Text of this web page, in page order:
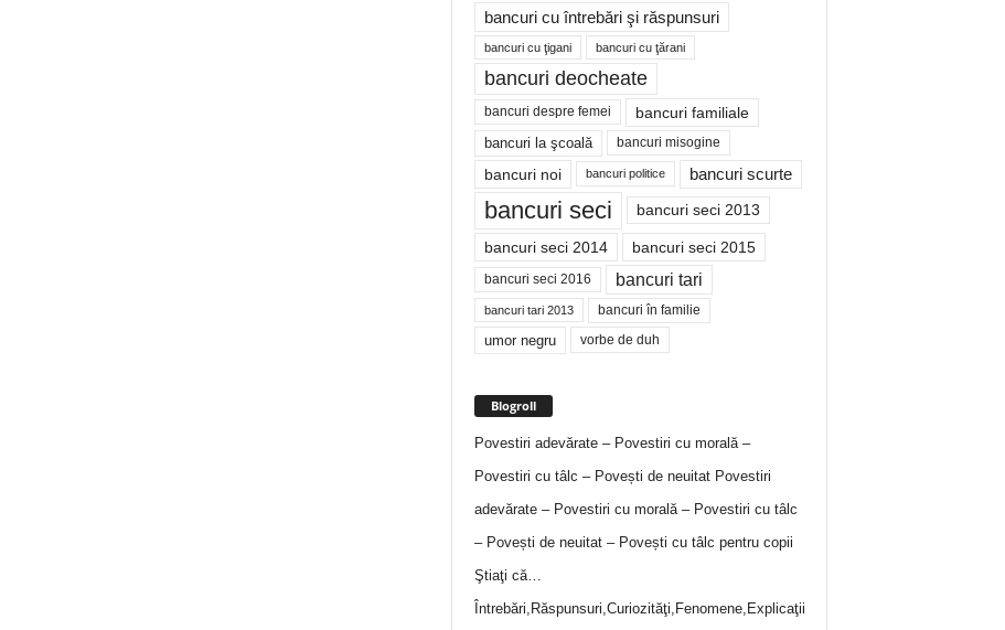
bancuri cu întrebări şi răspunsuri
bancuri cu ţigani bancuri cu ţărani
bancuri deocheate
bancuri despre femei bancuri familiale
bancuri la şcoală bancuri misogine
bancuri noi bancuri politice bancuri scurte
bancuri seci bancuri seci 2013
bancuri seci 2014 bancuri seci 2015
bancuri seci 2016 bancuri tari
bancuri tari 2013 bancuri în familie
umor negru vorbe de duh
Blogroll
Povestiri adevărate – Povestiri cu morală –
Povestiri cu tâlc – Povești de neuitatPovestiri
adevărate – Povestiri cu morală – Povestiri cu tâlc
– Povești de neuitat – Povești cu tâlc pentru copii
Ştiaţi că…
Întrebări,Răspunsuri,Curiozităţi,Fenomene,Explicaţii